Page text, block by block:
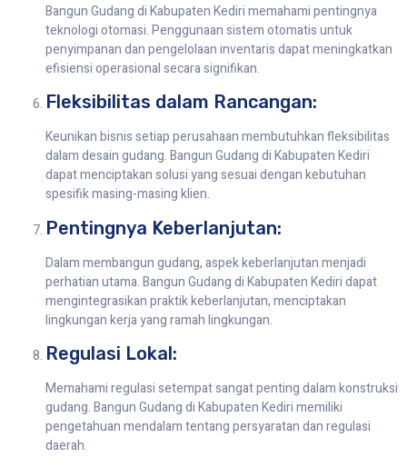
Bangun Gudang di Kabupaten Kediri memahami pentingnya
teknologi otomasi. Penggunaan sistem otomatis untuk
penyimpanan dan pengelolaan inventaris dapat meningkatkan
efisiensi operasional secara signifikan.
Fleksibilitas dalam Rancangan:
Keunikan bisnis setiap perusahaan membutuhkan fleksibilitas
dalam desain gudang. Bangun Gudang di Kabupaten Kediri
dapat menciptakan solusi yang sesuai dengan kebutuhan
spesifik masing-masing klien.
Pentingnya Keberlanjutan:
Dalam membangun gudang, aspek keberlanjutan menjadi
perhatian utama. Bangun Gudang di Kabupaten Kediri dapat
mengintegrasikan praktik keberlanjutan, menciptakan
lingkungan kerja yang ramah lingkungan.
Regulasi Lokal:
Memahami regulasi setempat sangat penting dalam konstruksi
gudang. Bangun Gudang di Kabupaten Kediri memiliki
pengetahuan mendalam tentang persyaratan dan regulasi
daerah.